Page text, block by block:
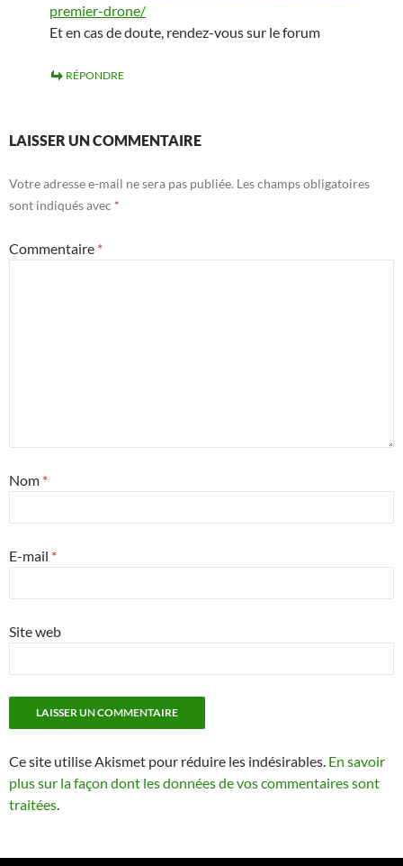
premier-drone/
Et en cas de doute, rendez-vous sur le forum
RÉPONDRE
LAISSER UN COMMENTAIRE
Votre adresse e-mail ne sera pas publiée. Les champs obligatoires
sont indiqués avec *
Commentaire *
Nom *
E-mail *
Site web
Ce site utilise Akismet pour réduire les indésirables. En savoir
plus sur la façon dont les données de vos commentaires sont
traitées